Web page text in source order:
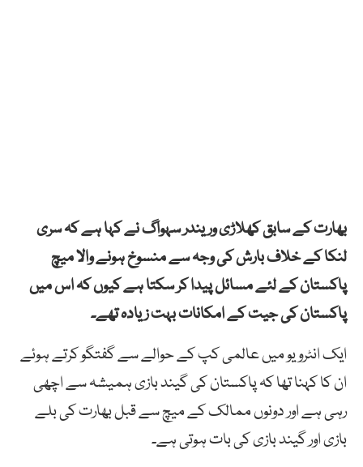
بھارت کے سابق کھلاڑی وریندر سہواگ نے کہا ہے کہ سری
لنکا کے خلاف بارش کی وجہ سے منسوخ ہونے والا میچ
پاکستان کے لئے مسائل پیدا کر سکتا ہے کیوں کہ اس میں
پاکستان کی جیت کے امکانات بہت زیادہ تھے۔
ایک انٹرویو میں عالمی کپ کے حوالے سے گفتگو کرتے ہوئے
ان کا کہنا تھا کہ پاکستان کی گیند بازی ہمیشہ سے اچھی
رہی ہے اور دونوں ممالک کے میچ سے قبل بھارت کی بلے
بازی اور گیند بازی کی بات ہوتی ہے۔